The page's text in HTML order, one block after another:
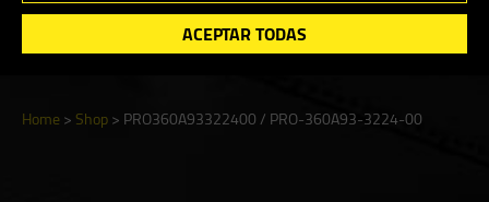
ACEPTAR TODAS
Search
Home>Shop>PRO360A93322400 / PRO-360A93-3224-00